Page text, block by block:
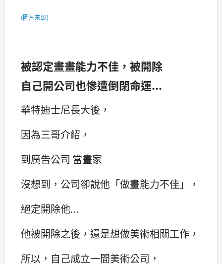
(圖片來源)
被認定畫畫能力不佳，被開除
自己開公司也慘遭倒閉命運...
華特迪士尼長大後，
因為三哥介紹，
到廣告公司 當畫家
沒想到，公司卻說他「做畫能力不佳」，
絕定開除他...
他被開除之後，還是想做美術相關工作，
所以，自己成立一間美術公司，